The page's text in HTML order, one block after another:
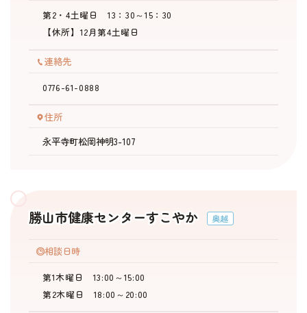
お知らせ
マッチングシステム
お役立ち情報
第2・4土曜日 13：30～15：30
【休所】12月第4土曜日
連絡先
0776-61-0888
住所
永平寺町松岡神明3-107
勝山市健康センターすこやか 奥越
相談日時
第1木曜日 13:00～15:00
第2木曜日 18:00～20:00